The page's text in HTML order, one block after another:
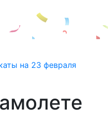
на 23 февраля